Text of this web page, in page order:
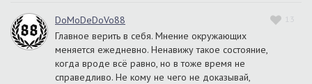
13
DoMoDeDoVo88
Главное верить в себя. Мнение окружающих
меняется ежедневно. Ненавижу такое состояние,
когда вроде всё равно, но в тоже время не
справедливо. Не кому не чего не доказывай,